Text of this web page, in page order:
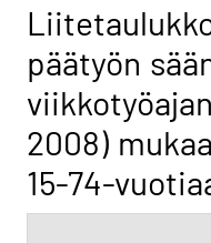
päätyön
2008)
15-74-